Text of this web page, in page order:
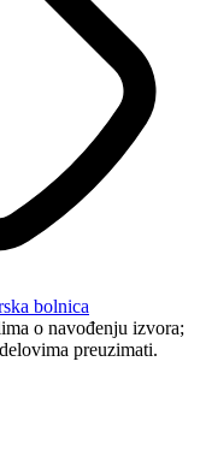
bolnica
o navođenju izvora;
preuzimati.